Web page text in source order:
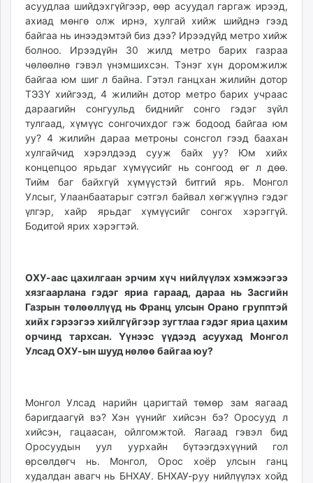
асуудлаа шийдэхгүйгээр, өөр асуудал гаргаж ирээд,
ахиад мөнгө олж ирнэ, хулгай хийж шийднэ гээд
байгаа нь инээдэмтэй биз дээ? Ирээдүйд метро хийж
болноо. Ирээдүйн 30 жилд метро барих газраа
чөлөөлнө гэвэл үнэмшихсэн. Тэнэг хүн доромжилж
байгаа юм шиг л байна. Гэтэл ганцхан жилийн дотор
ТЭЗҮ хийгээд, 4 жилийн дотор метро барих учраас
дараагийн сонгуульд биднийг сонго гэдэг зүйл
тулгаад, хүмүүс сонгочихдог гэж бодоод байгаа юм
уу? 4 жилийн дараа метроны сонсгол гээд баахан
хулгайчид хэрэлдээд сууж байх уу? Юм хийх
концепцоо ярьдаг хүмүүсийг нь сонгоод өг л дөө.
Тийм баг байхгүй хүмүүстэй битгий ярь. Монгол
Улсыг, Улаанбаатарыг сэтгэл байвал хөгжүүлнэ гэдэг
үлгэр, хайр ярьдаг хүмүүсийг сонгох хэрэггүй.
Бодитой ярих хэрэгтэй.
ОХУ-аас цахилгаан эрчим хүч нийлүүлэх хэмжээгээ
хязгаарлана гэдэг яриа гараад, дараа нь Засгийн
Газрын төлөөллүүд нь Франц улсын Орано групптэй
хийх гэрээгээ хийлгүйгээр зугтлаа гэдэг яриа цахим
орчинд тархсан. Үүнээс үүдээд асуухад Монгол
Улсад ОХУ-ын шууд нөлөө байгаа юу?
Монгол Улсад нарийн царигтай төмөр зам яагаад
баригдаагүй вэ? Хэн үүнийг хийсэн бэ? Оросууд л
хийсэн, гацаасан, ойлгомжтой. Яагаад гэвэл бид
Оросуудын уул уурхайн бүтээгдэхүүний гол
өрсөлдөгч нь. Монгол, Орос хоёр улсын ганц
худалдан авагч нь БНХАУ. БНХАУ-руу нийлүүлэх хойд